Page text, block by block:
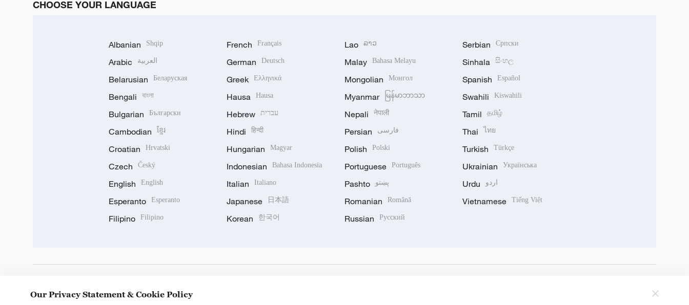
CHOOSE YOUR LANGUAGE
Albanian Shqip
Arabic العربية
Belarusian Беларуская
Bengali বাংলা
Bulgarian Български
Cambodian ខ្មែរ
Croatian Hrvatski
Czech Český
English English
Esperanto Esperanto
Filipino Filipino
French Français
German Deutsch
Greek Ελληνικά
Hausa Hausa
Hebrew עברית
Hindi हिन्दी
Hungarian Magyar
Indonesian Bahasa Indonesia
Italian Italiano
Japanese 日本語
Korean 한국어
Lao ລາວ
Malay Bahasa Melayu
Mongolian Монгол
Myanmar မြန်မာဘာသာ
Nepali नेपाली
Persian فارسی
Polish Polski
Portuguese Português
Pashto پښتو
Romanian Română
Russian Русский
Serbian Српски
Sinhala සිංහල
Spanish Español
Swahili Kiswahili
Tamil தமிழ்
Thai ไทย
Turkish Türkçe
Ukrainian Українська
Urdu اردو
Vietnamese Tiếng Việt
Our Privacy Statement & Cookie Policy